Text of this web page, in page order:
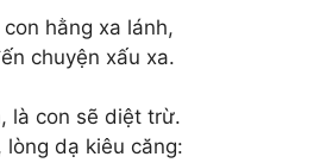
hằng xa lánh,
chuyện xấu xa.
là con sẽ diệt trừ.
lòng dạ kiêu căng: